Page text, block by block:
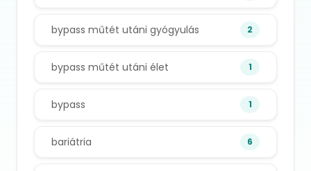
bypass műtét utáni gyógyulás 2
bypass műtét utáni élet 1
bypass 1
bariátria 6